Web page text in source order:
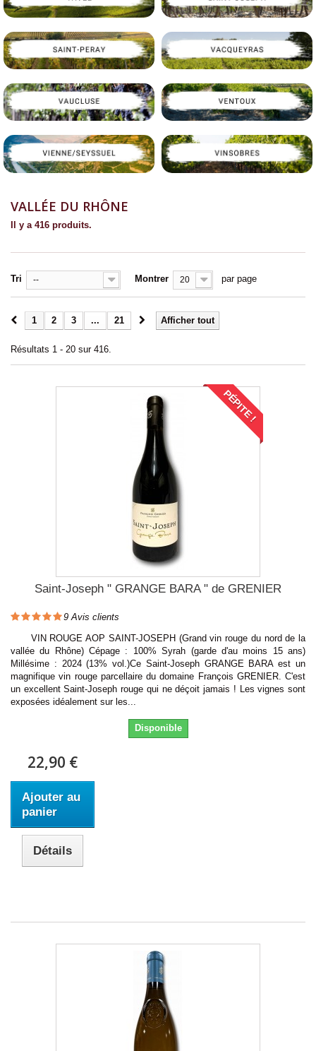
VALLÉE DU RHÔNE
Il y a 416 produits.
Tri -- Montrer 20 par page
Afficher tout
1 2 3 ... 21
Résultats 1 - 20 sur 416.
PÉPITE !
Saint-Joseph " GRANGE BARA " de GRENIER
9 Avis clients
VIN ROUGE AOP SAINT-JOSEPH (Grand vin rouge du nord de la
vallée du Rhône) Cépage : 100% Syrah (garde d'au moins 15 ans)
Millésime : 2024 (13% vol.)Ce Saint-Joseph GRANGE BARA est un
magnifique vin rouge parcellaire du domaine François GRENIER. C'est
un excellent Saint-Joseph rouge qui ne déçoit jamais ! Les vignes sont
exposées idéalement sur les...
Disponible
22,90 €
Ajouter au
panier
Détails